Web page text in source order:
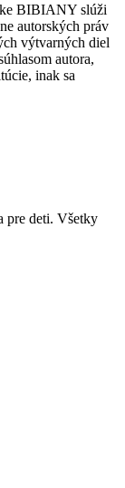
BIBIANY slúži
autorských práv
výtvarných diel
autora,
inak sa
pre deti. Všetky